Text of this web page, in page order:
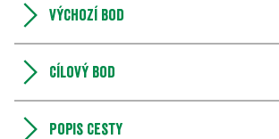
Výchozí bod
Cílový bod
Popis cesty